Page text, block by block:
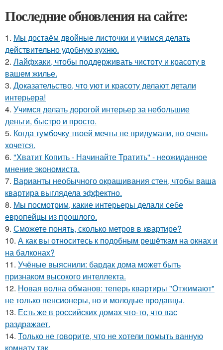
Последние обновления на сайте:
1. Мы достаём двойные листочки и учимся делать
действительно удобную кухню.
2. Лайфхаки, чтобы поддерживать чистоту и красоту в
вашем жилье.
3. Доказательство, что уют и красоту делают детали
интерьера!
4. Учимся делать дорогой интерьер за небольшие
деньги, быстро и просто.
5. Когда тумбочку твоей мечты не придумали, но очень
хочется.
6. "Хватит Копить - Начинайте Тратить" - неожиданное
мнение экономиста.
7. Варианты необычного окрашивания стен, чтобы ваша
квартира выглядела эффектно.
8. Мы посмотрим, какие интерьеры делали себе
европейцы из прошлого.
9. Сможете понять, сколько метров в квартире?
10. А как вы относитесь к подобным решёткам на окнах и
на балконах?
11. Учёные выяснили: бардак дома может быть
признаком высокого интеллекта.
12. Новая волна обманов: теперь квартиры "Отжимают"
не только пенсионеры, но и молодые продавцы.
13. Есть же в российских домах что-то, что вас
раздражает.
14. Только не говорите, что не хотели помыть ванную